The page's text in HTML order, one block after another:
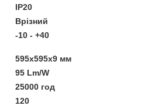
IP20
Врізний
-10 - +40
595х595х9 мм
95 Lm/W
25000 год
120